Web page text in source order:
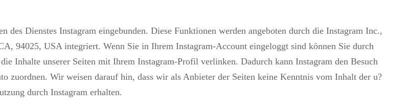
des Dienstes Instagram eingebunden. Diese Funktionen werden angeboten durch die Instagram Inc.,
94025, USA integriert. Wenn Sie in Ihrem Instagram-Account eingeloggt sind können Sie durch
Inhalte unserer Seiten mit Ihrem Instagram-Profil verlinken. Dadurch kann Instagram den Besuch
zuordnen. Wir weisen darauf hin, dass wir als Anbieter der Seiten keine Kenntnis vom Inhalt der u?
durch Instagram erhalten.